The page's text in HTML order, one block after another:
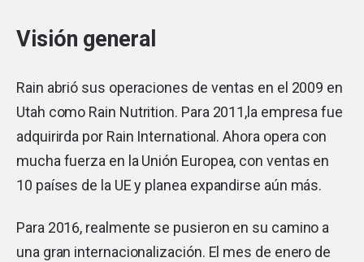
Visión general
Rain abrió sus operaciones de ventas en el 2009 en
Utah como Rain Nutrition. Para 2011,la empresa fue
adquirirda por Rain International. Ahora opera con
mucha fuerza en la Unión Europea, con ventas en
10 países de la UE y planea expandirse aún más.
Para 2016, realmente se pusieron en su camino a
una gran internacionalización. El mes de enero de